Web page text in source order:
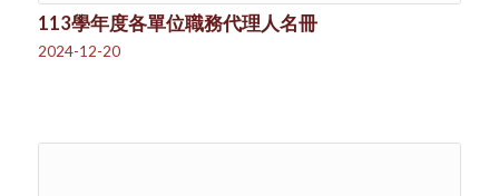
113學年度各單位職務代理人名冊
2024-12-20